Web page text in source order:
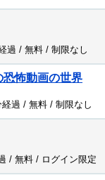
過 / 無料 / 制限なし
怖動画の世界
経過 / 無料 / 制限なし
/ 無料 / ログイン限定